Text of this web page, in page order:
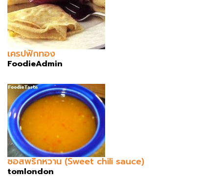
เครปฟักทอง
FoodieAdmin
ซอสพริกหวาน (Sweet chili sauce)
tomlondon